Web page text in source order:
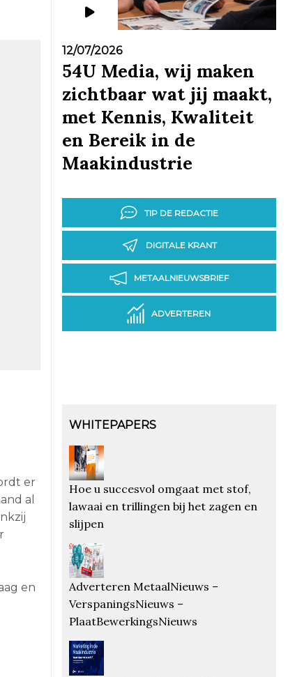
er
al
en
12/07/2026
54U Media, wij maken
zichtbaar wat jij maakt,
met Kennis, Kwaliteit
en Bereik in de
Maakindustrie
TIP DE REDACTIE
DIGITALE KRANT
METAALNIEUWSBRIEF
ADVERTEREN
WHITEPAPERS
Hoe u succesvol omgaat met stof,
lawaai en trillingen bij het zagen en
slijpen
Adverteren MetaalNieuws –
VerspaningsNieuws –
PlaatBewerkingsNieuws